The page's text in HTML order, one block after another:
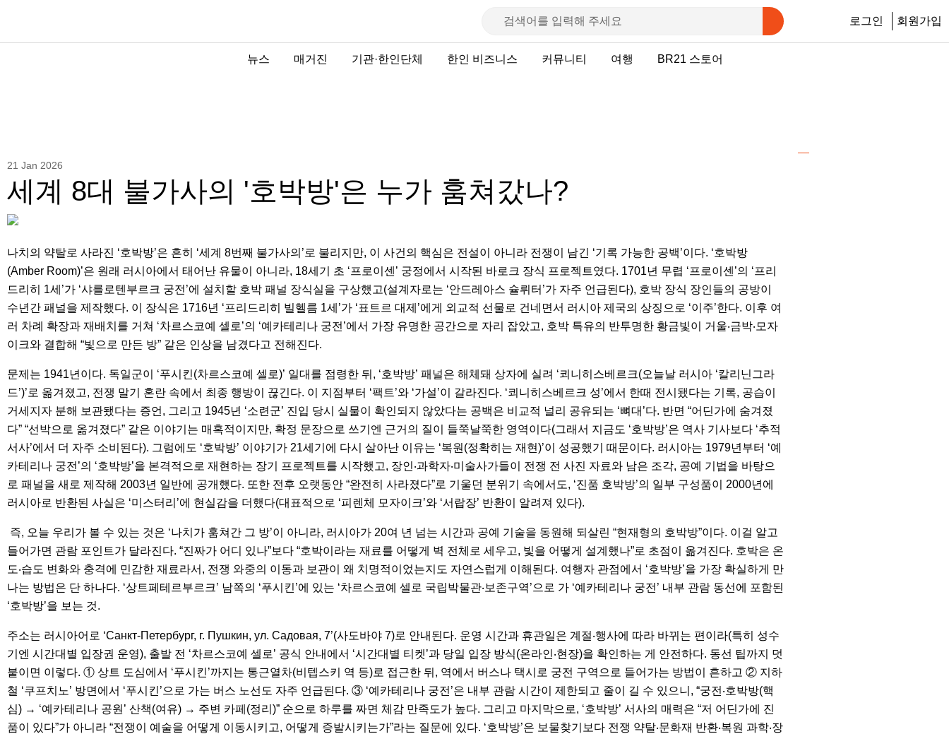
로그인 회원가입
뉴스 매거진 기관·한인단체 한인 비즈니스 커뮤니티 여행 BR21 스토어
21 Jan 2026
세계 8대 불가사의 '호박방'은 누가 훔쳐갔나?
나치의 약탈로 사라진 ‘호박방’은 흔히 ‘세계 8번째 불가사의’로 불리지만, 이 사건의 핵심은 전설이 아니라 전쟁이 남긴 ‘기록 가능한 공백’이다. ‘호박방
(Amber Room)’은 원래 러시아에서 태어난 유물이 아니라, 18세기 초 ‘프로이센’ 궁정에서 시작된 바로크 장식 프로젝트였다. 1701년 무렵 ‘프로이센’의 ‘프리
드리히 1세’가 ‘샤를로텐부르크 궁전’에 설치할 호박 패널 장식실을 구상했고(설계자로는 ‘안드레아스 슐뤼터’가 자주 언급된다), 호박 장식 장인들의 공방이
수년간 패널을 제작했다. 이 장식은 1716년 ‘프리드리히 빌헬름 1세’가 ‘표트르 대제’에게 외교적 선물로 건네면서 러시아 제국의 상징으로 ‘이주’한다. 이후 여
러 차례 확장과 재배치를 거쳐 ‘차르스코예 셀로’의 ‘예카테리나 궁전’에서 가장 유명한 공간으로 자리 잡았고, 호박 특유의 반투명한 황금빛이 거울‧금박‧모자
이크와 결합해 “빛으로 만든 방” 같은 인상을 남겼다고 전해진다.
문제는 1941년이다. 독일군이 ‘푸시킨(차르스코예 셀로)’ 일대를 점령한 뒤, ‘호박방’ 패널은 해체돼 상자에 실려 ‘쾨니히스베르크(오늘날 러시아 ‘칼리닌그라
드’)’로 옮겨졌고, 전쟁 말기 혼란 속에서 최종 행방이 끊긴다. 이 지점부터 ‘팩트’와 ‘가설’이 갈라진다. ‘쾨니히스베르크 성’에서 한때 전시됐다는 기록, 공습이
거세지자 분해 보관됐다는 증언, 그리고 1945년 ‘소련군’ 진입 당시 실물이 확인되지 않았다는 공백은 비교적 널리 공유되는 ‘뼈대’다. 반면 “어딘가에 숨겨졌
다” “선박으로 옮겨졌다” 같은 이야기는 매혹적이지만, 확정 문장으로 쓰기엔 근거의 질이 들쭉날쭉한 영역이다(그래서 지금도 ‘호박방’은 역사 기사보다 ‘추적
서사’에서 더 자주 소비된다). 그럼에도 ‘호박방’ 이야기가 21세기에 다시 살아난 이유는 ‘복원(정확히는 재현)’이 성공했기 때문이다. 러시아는 1979년부터 ‘예
카테리나 궁전’의 ‘호박방’을 본격적으로 재현하는 장기 프로젝트를 시작했고, 장인‧과학자‧미술사가들이 전쟁 전 사진 자료와 남은 조각, 공예 기법을 바탕으
로 패널을 새로 제작해 2003년 일반에 공개했다. 또한 전후 오랫동안 “완전히 사라졌다”로 기울던 분위기 속에서도, ‘진품 호박방’의 일부 구성품이 2000년에
러시아로 반환된 사실은 ‘미스터리’에 현실감을 더했다(대표적으로 ‘피렌체 모자이크’와 ‘서랍장’ 반환이 알려져 있다).
즉, 오늘 우리가 볼 수 있는 것은 ‘나치가 훔쳐간 그 방’이 아니라, 러시아가 20여 년 넘는 시간과 공예 기술을 동원해 되살린 “현재형의 호박방”이다. 이걸 알고
들어가면 관람 포인트가 달라진다. “진짜가 어디 있나”보다 “호박이라는 재료를 어떻게 벽 전체로 세우고, 빛을 어떻게 설계했나”로 초점이 옮겨진다. 호박은 온
도‧습도 변화와 충격에 민감한 재료라서, 전쟁 와중의 이동과 보관이 왜 치명적이었는지도 자연스럽게 이해된다. 여행자 관점에서 ‘호박방’을 가장 확실하게 만
나는 방법은 단 하나다. ‘상트페테르부르크’ 남쪽의 ‘푸시킨’에 있는 ‘차르스코예 셀로 국립박물관‧보존구역’으로 가 ‘예카테리나 궁전’ 내부 관람 동선에 포함된
‘호박방’을 보는 것.
주소는 러시아어로 ‘Санкт-Петербург, г. Пушкин, ул. Садовая, 7’(사도바야 7)로 안내된다. 운영 시간과 휴관일은 계절‧행사에 따라 바뀌는 편이라(특히 성수
기엔 시간대별 입장권 운영), 출발 전 ‘차르스코예 셀로’ 공식 안내에서 ‘시간대별 티켓’과 당일 입장 방식(온라인‧현장)을 확인하는 게 안전하다. 동선 팁까지 덧
붙이면 이렇다. ① 상트 도심에서 ‘푸시킨’까지는 통근열차(비텝스키 역 등)로 접근한 뒤, 역에서 버스나 택시로 궁전 구역으로 들어가는 방법이 흔하고 ② 지하
철 ‘쿠프치노’ 방면에서 ‘푸시킨’으로 가는 버스 노선도 자주 언급된다. ③ ‘예카테리나 궁전’은 내부 관람 시간이 제한되고 줄이 길 수 있으니, “궁전‧호박방(핵
심) → ‘예카테리나 공원’ 산책(여유) → 주변 카페(정리)” 순으로 하루를 짜면 체감 만족도가 높다. 그리고 마지막으로, ‘호박방’ 서사의 매력은 “저 어딘가에 진
품이 있다”가 아니라 “전쟁이 예술을 어떻게 이동시키고, 어떻게 증발시키는가”라는 질문에 있다. ‘호박방’은 보물찾기보다 전쟁 약탈‧문화재 반환‧복원 과학‧장